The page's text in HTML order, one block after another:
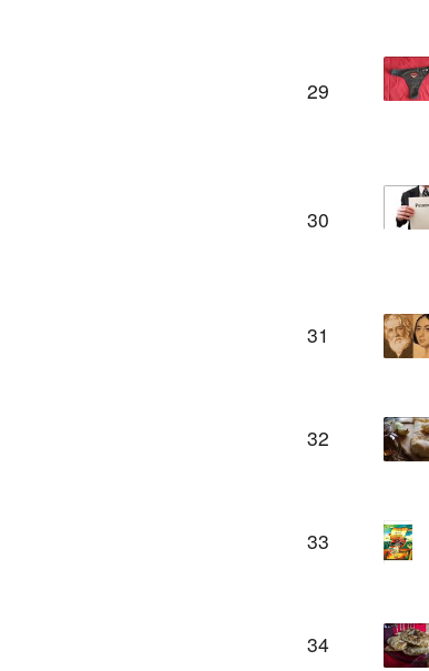
29
30
31
32
33
34